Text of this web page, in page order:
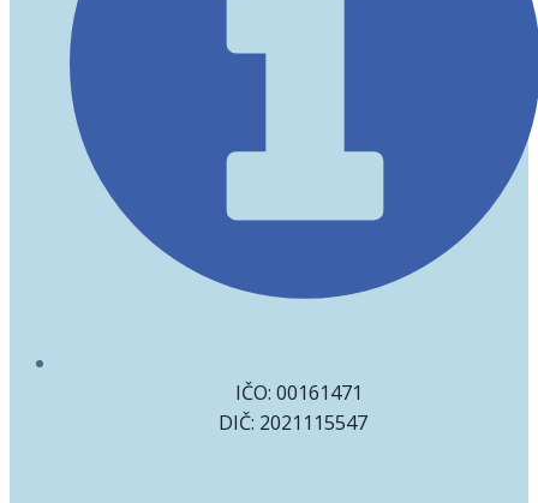
IČO: 00161471
DIČ: 2021115547